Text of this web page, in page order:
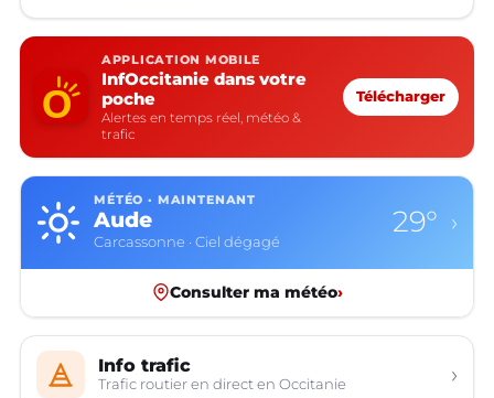
APPLICATION MOBILE
InfOccitanie dans votre
poche
Alertes en temps réel, météo &
trafic
Télécharger
MÉTÉO · MAINTENANT
Aude
Carcassonne · Ciel dégagé
29° ›
Consulter ma météo›
Info trafic
Trafic routier en direct en Occitanie ›